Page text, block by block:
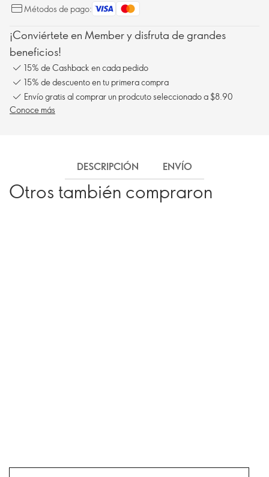
Métodos de pago:
¡Conviértete en Member y disfruta de grandes
beneficios!
15% de Cashback en cada pedido
15% de descuento en tu primera compra
Envío gratis al comprar un prodcuto seleccionado a $8.90
Conoce más
DESCRIPCIÓN ENVÍO
Otros también compraron